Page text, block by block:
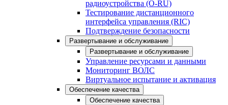
радиоустройства (O-RU)
Тестирование дистанционного
интерфейса управления (RIC)
Подтверждение безопасности
Развертывание и обслуживание
Развертывание и обслуживание
Управление ресурсами и данными
Мониторинг ВОЛС
Виртуальное испытание и активация
Обеспечение качества
Обеспечение качества